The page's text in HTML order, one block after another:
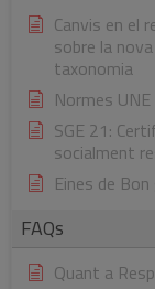
Canvis en el
sobre la
taxonomia
Normes
SGE 21:
socialment
Eines de
FAQs
Quant a